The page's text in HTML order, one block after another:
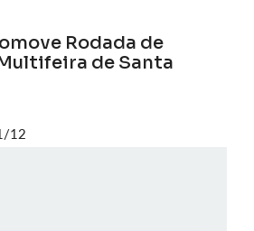
Rodada de
de Santa
12